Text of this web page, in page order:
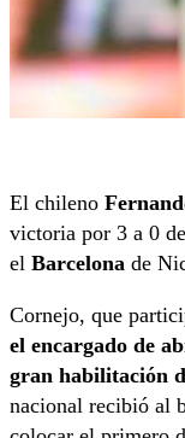
El chileno
victoria por 3 a 0 de
el Barcelona de
Cornejo, que
el encargado de
gran habilitación
nacional recibió al